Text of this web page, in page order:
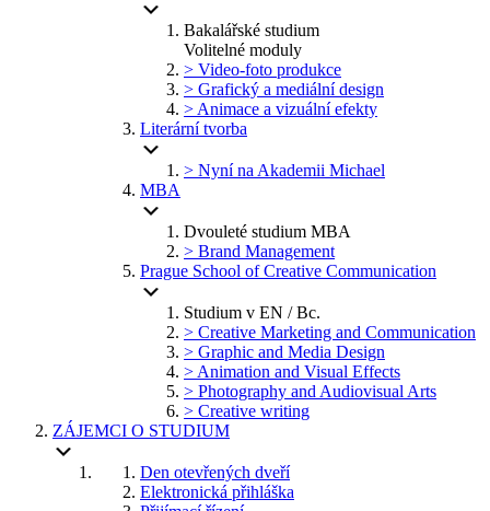
Bakalářské studium
Volitelné moduly
> Video-foto produkce
> Grafický a mediální design
> Animace a vizuální efekty
Literární tvorba
> Nyní na Akademii Michael
MBA
Dvouleté studium MBA
> Brand Management
Prague School of Creative Communication
Studium v EN / Bc.
> Creative Marketing and Communication
> Graphic and Media Design
> Animation and Visual Effects
> Photography and Audiovisual Arts
> Creative writing
ZÁJEMCI O STUDIUM
Den otevřených dveří
Elektronická přihláška